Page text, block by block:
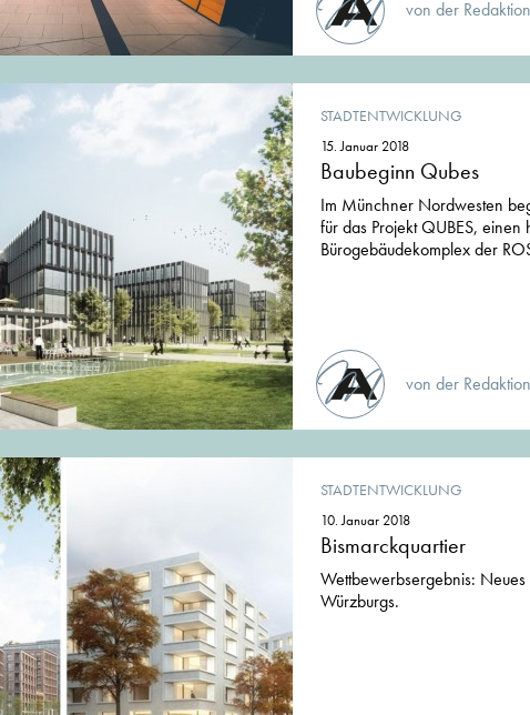
von der
STADTENTWICKLUNG
15. Januar 2018
Baubeginn Qubes
Im Münchner Nordwesten
für das Projekt QUBES, einen
Bürogebäudekomplex der
von der
STADTENTWICKLUNG
10. Januar 2018
Bismarckquartier
Wettbewerbsergebnis: Neues
Würzburgs.